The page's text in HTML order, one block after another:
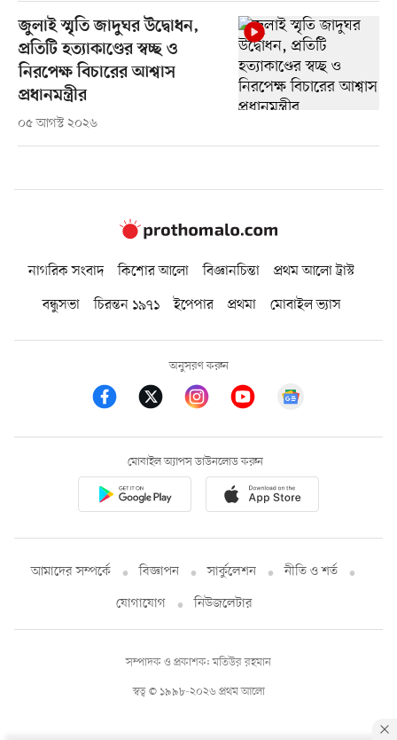
জুলাই স্মৃতি জাদুঘর উদ্বোধন,
প্রতিটি হত্যাকাণ্ডের স্বচ্ছ ও
নিরপেক্ষ বিচারের আশ্বাস
প্রধানমন্ত্রীর
০৫ আগস্ট ২০২৬
নাগরিক সংবাদ কিশোর আলো বিজ্ঞানচিন্তা
প্রথম আলো ট্রাস্ট
বন্ধুসভা
চিরন্তন ১৯৭১ ইপেপার প্রথমা মোবাইল ভ্যাস
অনুসরণ করুন
মোবাইল অ্যাপস ডাউনলোড করুন
আমাদের সম্পর্কে বিজ্ঞাপন সার্কুলেশন
নীতি ও শর্ত
যোগাযোগ
নিউজলেটার
স্বত্ব © ১৯৯৮-২০২৬ প্রথম আলো
সম্পাদক ও প্রকাশক: মতিউর রহমান